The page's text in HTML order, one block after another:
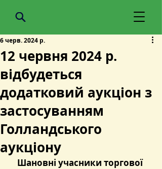
12 червня 2024 р.
відбудеться
додатковий аукціон з
застосуванням
Голландського
аукціону
6 черв. 2024 р.
Шановні учасники торгової